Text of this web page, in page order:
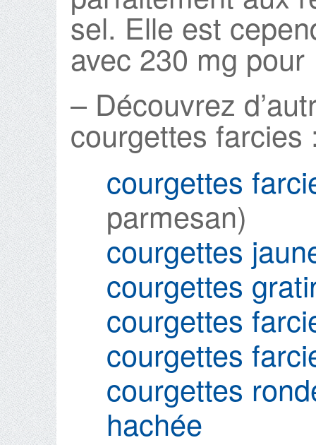
sel. Elle est
avec 230 mg pour
– Découvrez
courgettes farcies
courgettes
parmesan)
courgettes
courgettes
courgettes
courgettes
courgettes
hachée